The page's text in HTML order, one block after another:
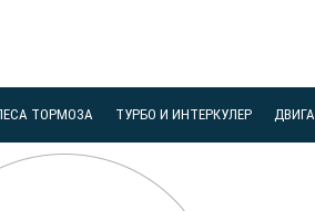
ТОРМОЗА ТУРБО И ИНТЕРКУЛЕР